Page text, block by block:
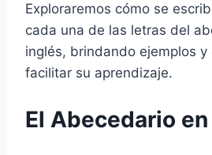
Exploraremos cómo se
cada una de las letras del
inglés, brindando ejemplos y
facilitar su aprendizaje.
El Abecedario